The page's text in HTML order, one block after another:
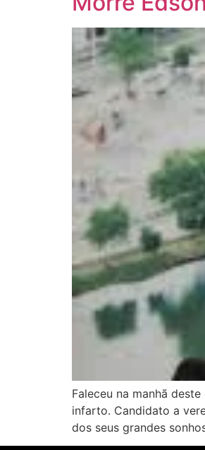
Faleceu na manhã
infarto. Candidato a
dos seus grandes